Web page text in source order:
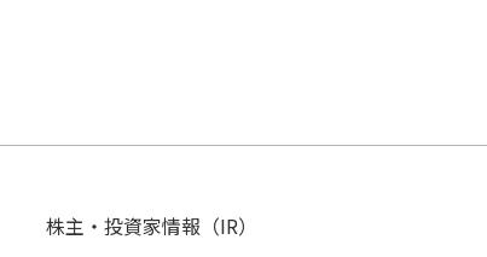
株主・投資家情報（IR）